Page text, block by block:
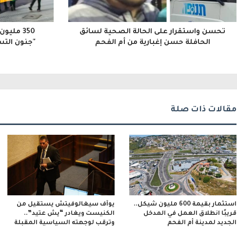
ا
ل
ك
ت
ر
و
ن
ي
تحسن واستقرار على الحالة الصحية لسائق
الحافلة حسن إغبارية من أم الفحم
"جنون
مقالات ذات صلة
استثمار بقيمة 600 مليون شيكل..
قريبًا انطلاق العمل في المدخل
الجديد لمدينة أم الفحم
يوآف سيغالوفيتش يستقيل من
الكنيست ويغادر “يش عتيد”..
وترقب لوجهته السياسية المقبلة